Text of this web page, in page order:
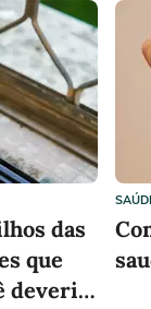
das
que
deveria